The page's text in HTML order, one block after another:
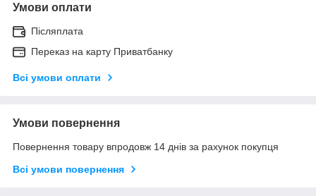
Умови оплати
Післяплата
Переказ на карту Приватбанку
Всі умови оплати
Умови повернення
Повернення товару впродовж 14 днів за рахунок покупця
Всі умови повернення